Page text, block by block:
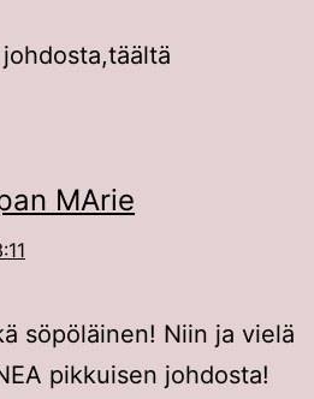
MArie
söpöläinen! Niin ja vielä
pikkuisen johdosta!